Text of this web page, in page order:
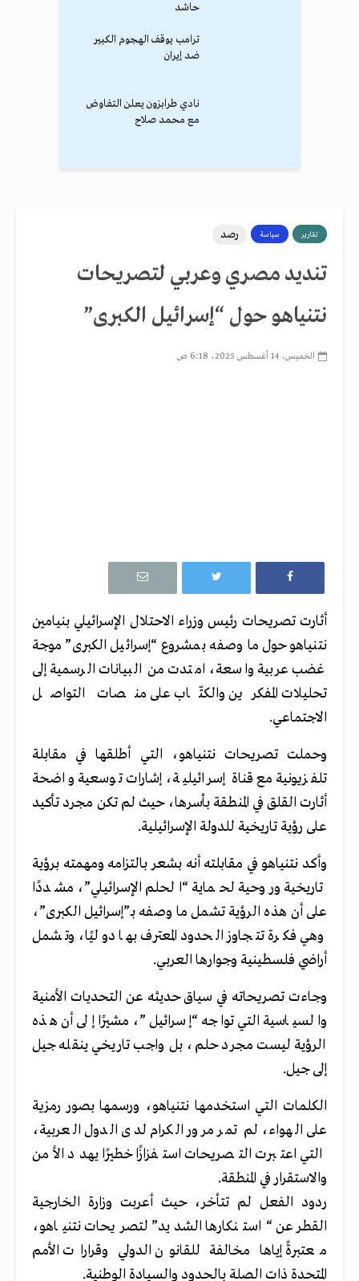
حاشد
ترامب يوقف الهجوم الكبير
ضد إيران
نادي طرابزون يعلن التفاوض
مع محمد صلاح
تقارير سياسة رصد
تنديد مصري وعربي لتصريحات
نتنياهو حول “إسرائيل الكبرى”
الخميس، 14 أغسطس 2025، 6:18 ص
أثارت تصريحات رئيس وزراء الاحتلال الإسرائيلي بنيامين
نتنياهو حول ما وصفه بمشروع “إسرائيل الكبرى” موجة
غضب عربية واسعة، امتدت من البيانات الرسمية إلى
تحليلات المفكرين والكتّاب على منصات التواصل
الاجتماعي.
وحملت تصريحات نتنياهو، التي أطلقها في مقابلة
تلفزيونية مع قناة إسرائيلية، إشارات توسعية واضحة
أثارت القلق في المنطقة بأسرها، حيث لم تكن مجرد تأكيد
على رؤية تاريخية للدولة الإسرائيلية.
وأكد نتنياهو في مقابلته أنه بشعر بالتزامه ومهمته برؤية
تاريخية وروحية لحماية “الحلم الإسرائيلي”، مشددًا
على أن هذه الرؤية تشمل ما وصفه بـ”إسرائيل الكبرى”،
وهي فكرة تتجاوز الحدود المعترف بها دوليًا، وتشمل
أراضي فلسطينية وجوارها العربي.
وجاءت تصريحاته في سياق حديثه عن التحديات الأمنية
والسياسية التي تواجه “إسرائيل”، مشيرًا إلى أن هذه
الرؤية ليست مجرد حلم، بل واجب تاريخي ينقله جيل
إلى جيل.
الكلمات التي استخدمها نتنياهو، ورسمها بصور رمزية
على الهواء، لم تمر مرور الكرام لدى الدول العربية،
التي اعتبرت التصريحات استفزازًا خطيرًا يهدد الأمن
والاستقرار في المنطقة.
ردود الفعل لم تتأخر، حيث أعربت وزارة الخارجية
القطر عن “استنكارها الشديد” لتصريحات نتنياهو،
معتبرةً إياها مخالفة للقانون الدولي وقرارات الأمم
المتحدة ذات الصلة بالحدود والسيادة الوطنية.